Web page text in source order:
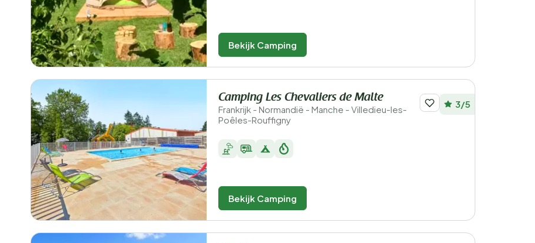
Bekijk Camping
Camping Les Chevaliers de Malte
Frankrijk - Normandië - Manche - Villedieu-les-
Poêles-Rouffigny
3/5
Bekijk Camping